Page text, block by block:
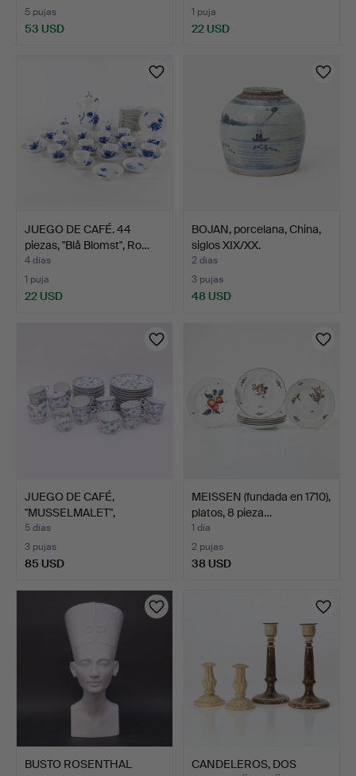
5 pujas
53 USD
1 puja
22 USD
JUEGO DE CAFÉ. 44
piezas, "Blå Blomst", Ro…
4 días
1 puja
22 USD
BOJAN, porcelana, China,
siglos XIX/XX.
2 días
3 pujas
48 USD
JUEGO DE CAFÉ,
"MUSSELMALET",
HALVBLOND, R…
5 días
3 pujas
85 USD
MEISSEN (fundada en 1710),
platos, 8 pieza…
1 día
2 pujas
38 USD
BUSTO ROSENTHAL
CANDELEROS, DOS